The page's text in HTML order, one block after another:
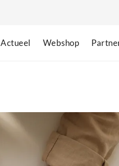
Actueel Webshop